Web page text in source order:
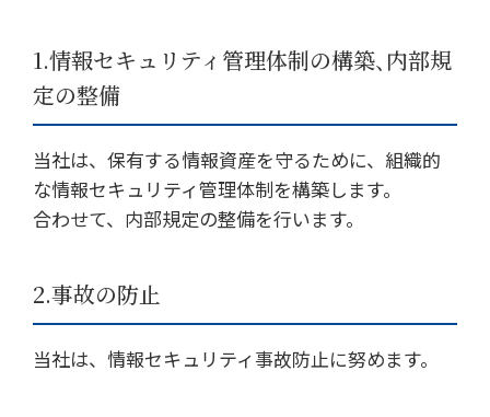
1.情報セキュリティ管理体制の構築、内部規
定の整備
当社は、保有する情報資産を守るために、組織的
な情報セキュリティ管理体制を構築します。
合わせて、内部規定の整備を行います。
2.事故の防止
当社は、情報セキュリティ事故防止に努めます。